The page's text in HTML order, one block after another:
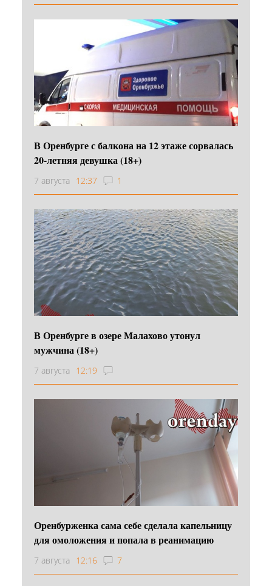
В Оренбурге с балкона на 12 этаже сорвалась
20-летняя девушка (18+)
7 августа 12:37 1
В Оренбурге в озере Малахово утонул
мужчина (18+)
7 августа 12:19
Оренбурженка сама себе сделала капельницу
для омоложения и попала в реанимацию
7 августа 12:16 7